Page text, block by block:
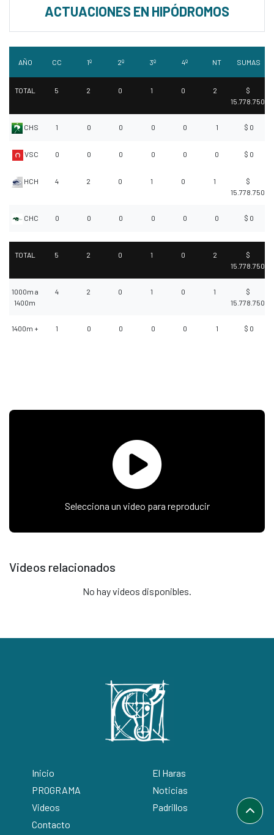
ACTUACIONES EN HIPÓDROMOS
AÑO CC 1º 2º 3º 4º NT SUMAS
TOTAL 5 2 0 1 0 2
$
15.778.750
CHS 1 0 0 0 0 1 $ 0
VSC 0 0 0 0 0 0 $ 0
HCH 4 2 0 1 0 1
$
15.778.750
CHC 0 0 0 0 0 0 $ 0
TOTAL 5 2 0 1 0 2
$
15.778.750
1000m a
1400m
4 2 0 1 0 1
$
15.778.750
1400m + 1 0 0 0 0 1 $ 0
Selecciona un video para reproducir
Videos relacionados
No hay videos disponibles.
Inicio
El Haras
PROGRAMA
Noticias
Videos
Padrillos
Contacto